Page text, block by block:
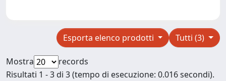
Tutti (3)
Esporta elenco prodotti
Mostra
records
Risultati 1 - 3 di 3 (tempo di esecuzione: 0.016 secondi).